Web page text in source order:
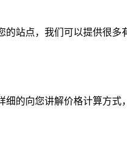
的站点，我们可以提供很
细的向您讲解价格计算方